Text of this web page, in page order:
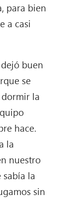
para bien
a casi
buen
se
la
hace.
la
nuestro
sabía la
sin